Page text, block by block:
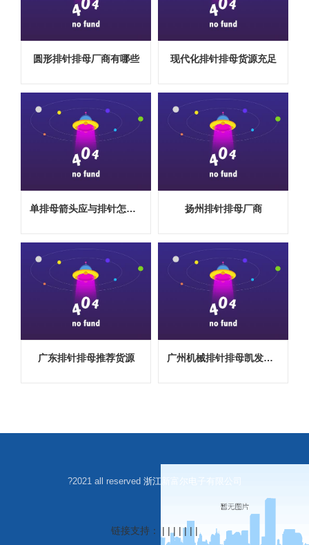
圆形排针排母厂商有哪些 现代化排针排母货源充足
单排母箭头应与排针怎么对接 扬州排针排母厂商
广东排针排母推荐货源 广州机械排针排母凯发娱乐官网的售后服务
?2021 all reserved 浙江新富尔电子有限公司
链接支持： | | | | | | |